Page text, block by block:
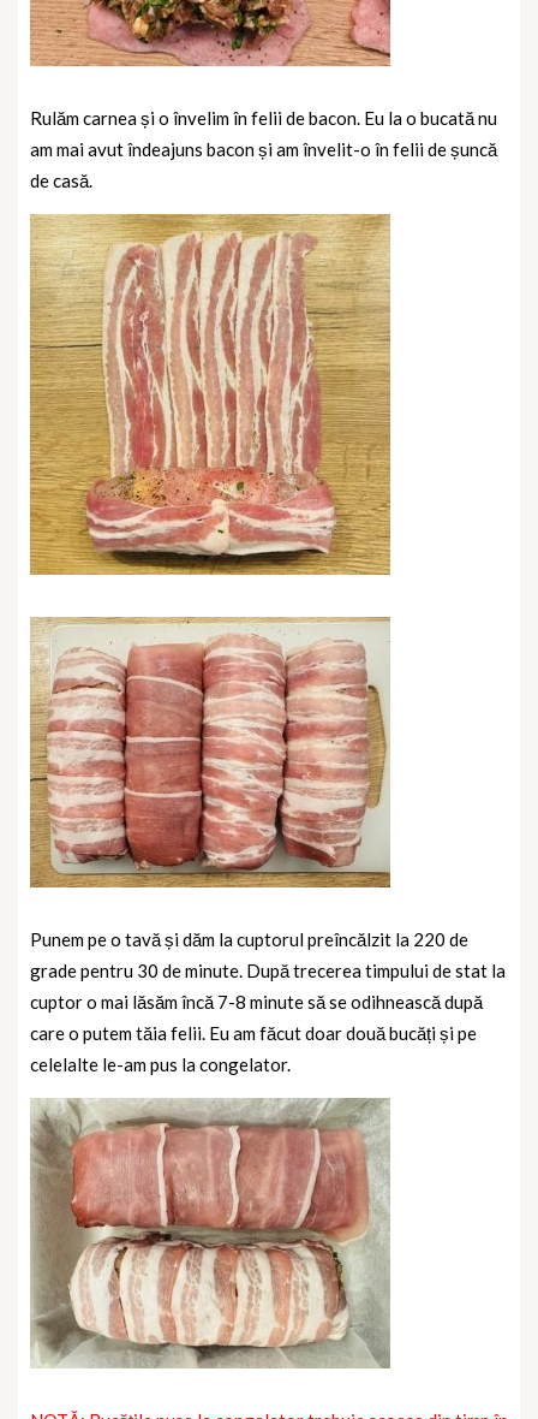
Rulăm carnea și o învelim în felii de bacon. Eu la o bucată nu
am mai avut îndeajuns bacon și am învelit-o în felii de șuncă
de casă.
Punem pe o tavă și dăm la cuptorul preîncălzit la 220 de
grade pentru 30 de minute. După trecerea timpului de stat la
cuptor o mai lăsăm încă 7-8 minute să se odihnească după
care o putem tăia felii. Eu am făcut doar două bucăți și pe
celelalte le-am pus la congelator.